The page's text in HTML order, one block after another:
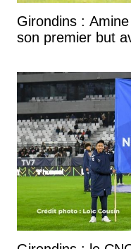
Girondins :
son premier but